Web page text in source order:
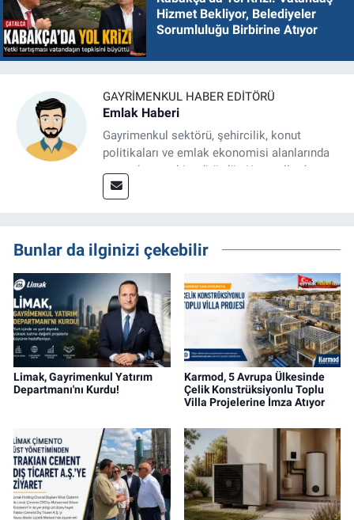
Hizmet Bekliyor, Belediyeler
Sorumluluğu Birbirine Atıyor
GAYRIMENKUL HABER EDITÖRÜ
Emlak Haberi
Gayrimenkul sektörü, şehircilik, konut
politikaları ve emlak ekonomisi alanlarında
uzmanlaşmış bir editördür. Uzun yıllardır
konut piyasası, arsa ve arazi yatırımları,
haber, analiz ve özel dosyalar
hazırlamaktadır.
Bunlar da ilginizi çekebilir
Limak, Gayrimenkul Yatırım
Departmanı'nı Kurdu!
Karmod, 5 Avrupa Ülkesinde
Çelik Konstrüksiyonlu Toplu
Villa Projelerine İmza Atıyor